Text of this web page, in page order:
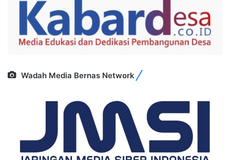
Wadah Media Bernas Network